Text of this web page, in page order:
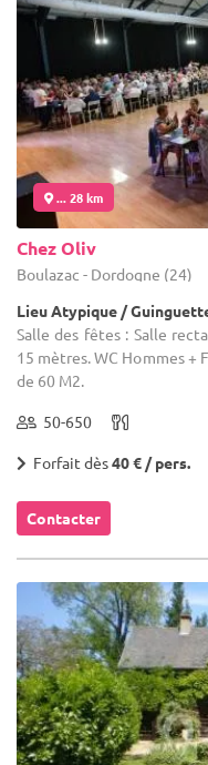
... 28 km
Chez Oliv
Boulazac - Dordogne (24)
Lieu Atypique /
Salle des fêtes : Salle
15 mètres. WC Hommes +
de 60 M2.
50-650
Forfait dès40 € / pers.
Contacter